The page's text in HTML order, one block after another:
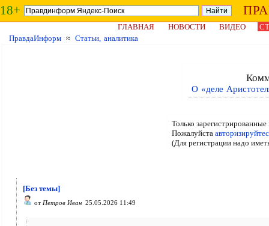
18+
ГЛАВНАЯ НОВОСТИ ВИДЕО
ПравдаИнформ ≈ Статьи, аналитика
О «деле
Только
Пожалуйста
(Для регистрации надо
[Без темы]
от Петров Иван 25.05.2026 11:49